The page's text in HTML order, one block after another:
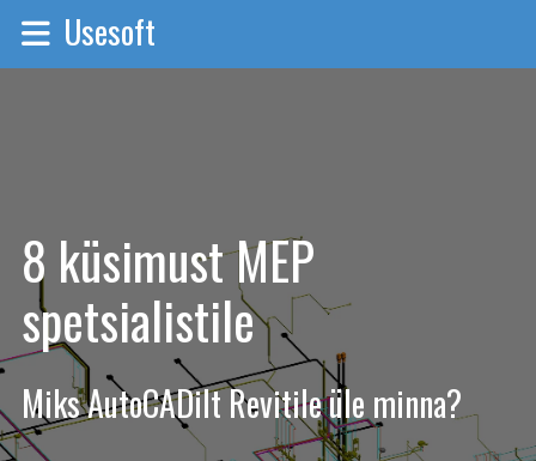
Usesoft
8 küsimust MEP
spetsialistile
Miks AutoCADilt Revitile üle minna?